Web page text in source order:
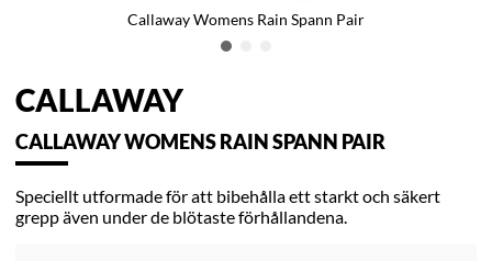
Callaway Womens Rain Spann Pair
CALLAWAY
CALLAWAY WOMENS RAIN SPANN PAIR
Speciellt utformade för att bibehålla ett starkt och säkert
grepp även under de blötaste förhållandena.